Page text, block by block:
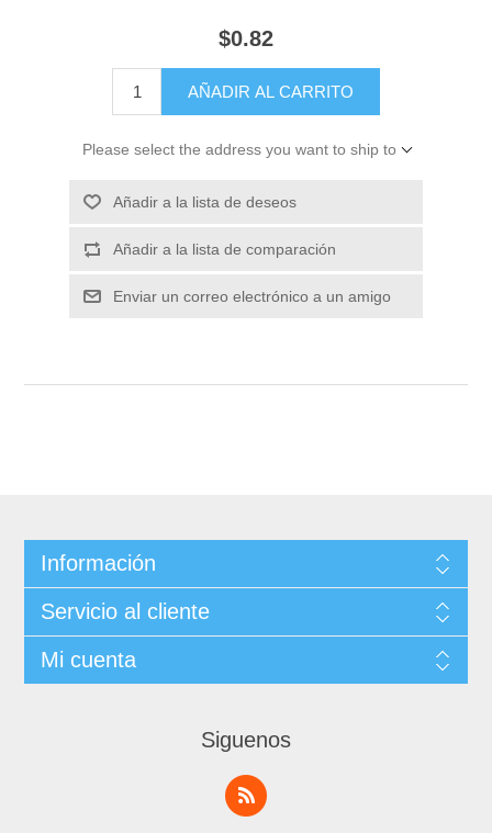
$0.82
Please select the address you want to ship to
Información
Servicio al cliente
Mi cuenta
Siguenos